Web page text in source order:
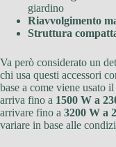
giardino
Riavvolgimento
Struttura
Va però considerato un
chi usa questi accessori
base a come viene usato
arriva fino a 1500 W a
arrivare fino a 3200 W a
variare in base alle